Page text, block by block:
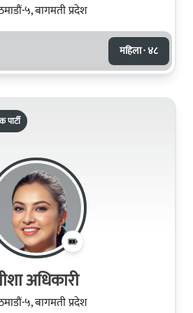
५, बागमती प्रदेश
महिला · ४८
अधिकारी
५, बागमती प्रदेश